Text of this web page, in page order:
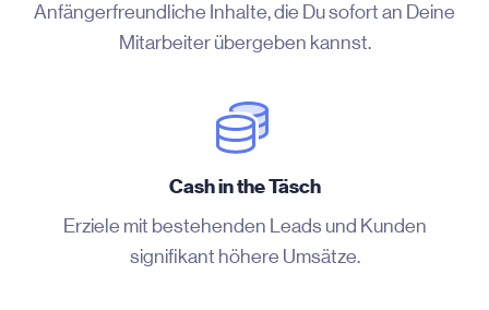
Anfängerfreundliche Inhalte, die Du sofort an Deine
Mitarbeiter übergeben kannst.
Cash in the Täsch
Erziele mit bestehenden Leads und Kunden
signifikant höhere Umsätze.